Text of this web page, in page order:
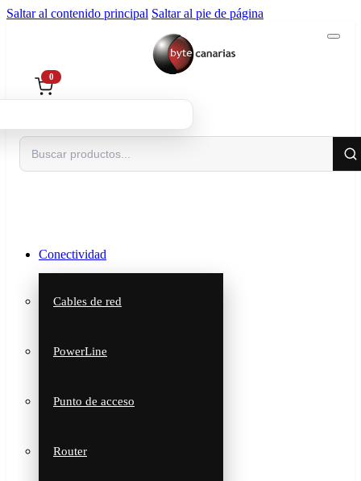
Saltar al contenido principal Saltar al pie de página
Buscar
0
Conectividad
Cables de red
PowerLine
Punto de acceso
Router